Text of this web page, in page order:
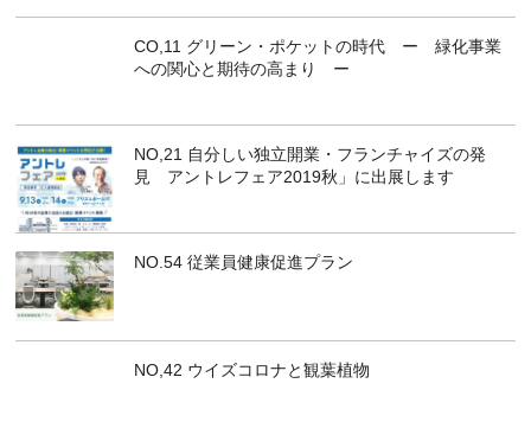
CO,11 グリーン・ポケットの時代 ー 緑化事業
への関心と期待の高まり ー
NO,21 自分しい独立開業・フランチャイズの発
見 アントレフェア2019秋」に出展します
NO.54 従業員健康促進プラン
NO,42 ウイズコロナと観葉植物